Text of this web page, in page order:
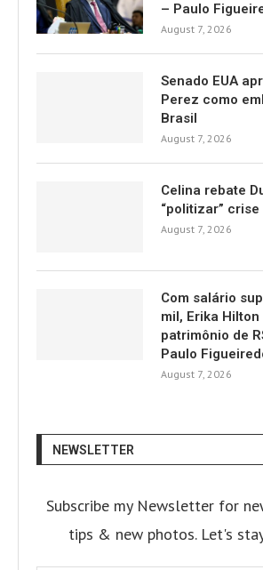
– Paulo
August 7, 2026
Senado EUA
Perez como
Brasil
August 7, 2026
Celina rebate
“politizar” crise
August 7, 2026
Com salário
mil, Erika
patrimônio de
Paulo
August 7, 2026
NEWSLETTER
Subscribe my Newsletter for
tips & new photos. Let's